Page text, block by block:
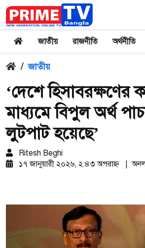
জাতীয় রাজনীতি অর্থনীতি
/ জাতীয়
‘দেশে হিসাবরক্ষণের
মাধ্যমে বিপুল অর্থ
লুটপাট হয়েছে’
Ritesh Beghi
১৭ জানুয়ারী ২০২৬, ২:৪৩ অপরাহ্ন